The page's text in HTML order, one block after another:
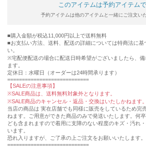
このアイテムは予約アイテムで
予約アイテムは他のアイテムと一緒にご注文い
購入金額が税込11,000円以上で送料無料
お支払い方法、送料、配送の詳細については特商法に基
い。
※宅配便配送の場合に配送日時希望がございましたら、
ます。
定休日：水曜日（オーダーは24時間承ります）
============================
【SALEの注意事項】
※SALE商品は、送料無料対象外となります。
※SALE商品のキャンセル・返品・交換はいたしかねます。
当店の商品は 実在店舗でも同様に販売をしているため完
ねます。ご用意ができた商品のみで発送いたします。何
ども含まれますので着用に支障のない程度のキズ・汚れ
います。
恐れ入りますが、ご了承の上ご注文をお願いいたします。
============================